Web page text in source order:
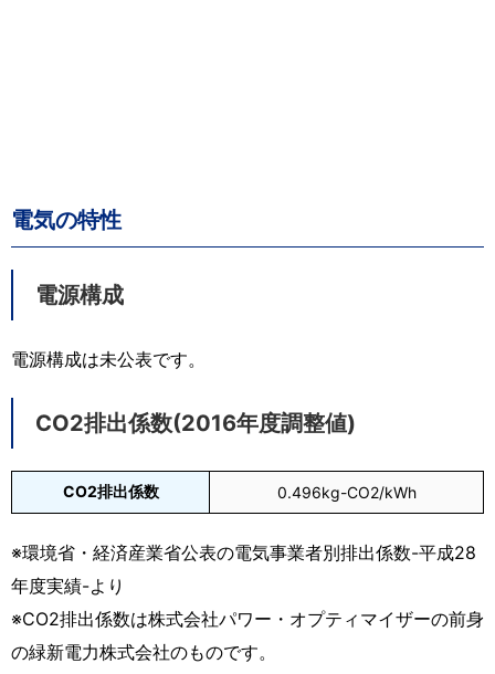
電気の特性
電源構成
電源構成は未公表です。
CO2排出係数(2016年度調整値)
CO2排出係数 0.496kg-CO2/kWh
※環境省・経済産業省公表の電気事業者別排出係数-平成28
年度実績-より
※CO2排出係数は株式会社パワー・オプティマイザーの前身
の緑新電力株式会社のものです。